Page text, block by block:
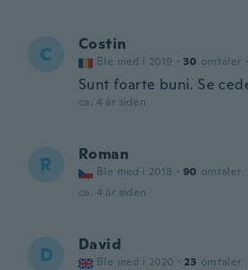
C Costin
Ble med i 2019 · 30 omtaler ·
Sunt foarte buni. Se
ca. 4 år siden
R Roman
Ble med i 2018 · 90 omtaler
ca. 4 år siden
D David
Ble med i 2020 · 23 omtaler